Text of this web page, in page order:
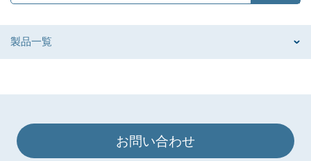
製品一覧
お問い合わせ